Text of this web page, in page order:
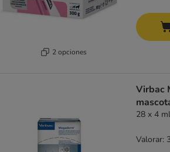
2 opciones
Virbac
28 x 4
Valorar: